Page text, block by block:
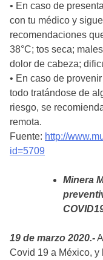
• En caso de
con tu médico y
recomendaciones
38°C; tos seca;
dolor de cabeza;
• En caso de
todo tratándose de
riesgo, se
remota.
Fuente: http://
id=5709
Minera
19 de marzo 2020.-
Covid 19 a México,